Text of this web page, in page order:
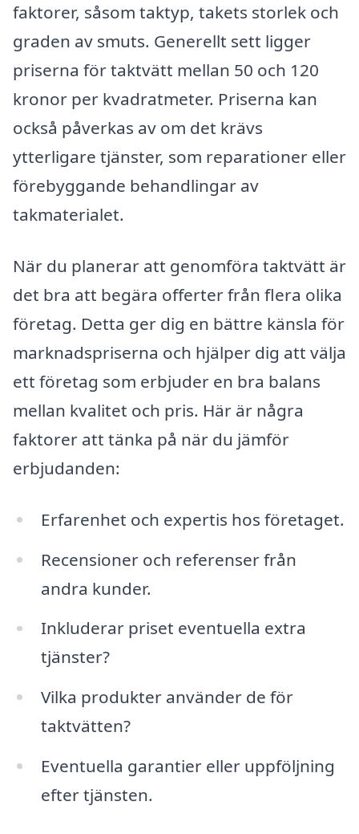
faktorer, såsom taktyp, takets storlek och
graden av smuts. Generellt sett ligger
priserna för taktvätt mellan 50 och 120
kronor per kvadratmeter. Priserna kan
också påverkas av om det krävs
ytterligare tjänster, som reparationer eller
förebyggande behandlingar av
takmaterialet.
När du planerar att genomföra taktvätt är
det bra att begära offerter från flera olika
företag. Detta ger dig en bättre känsla för
marknadspriserna och hjälper dig att välja
ett företag som erbjuder en bra balans
mellan kvalitet och pris. Här är några
faktorer att tänka på när du jämför
erbjudanden:
Erfarenhet och expertis hos företaget.
Recensioner och referenser från
andra kunder.
Inkluderar priset eventuella extra
tjänster?
Vilka produkter använder de för
taktvätten?
Eventuella garantier eller uppföljning
efter tjänsten.